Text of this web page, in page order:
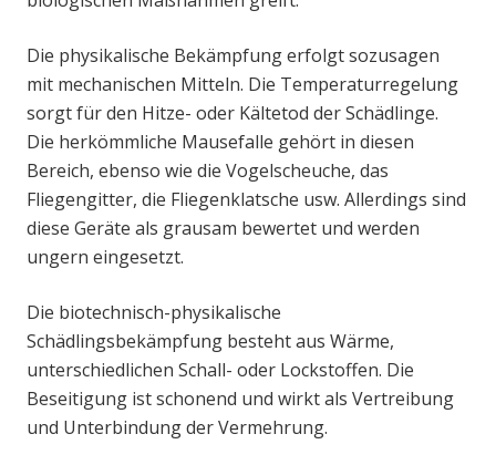
Die physikalische Bekämpfung erfolgt sozusagen
mit mechanischen Mitteln. Die Temperaturregelung
sorgt für den Hitze- oder Kältetod der Schädlinge.
Die herkömmliche Mausefalle gehört in diesen
Bereich, ebenso wie die Vogelscheuche, das
Fliegengitter, die Fliegenklatsche usw. Allerdings sind
diese Geräte als grausam bewertet und werden
ungern eingesetzt.
Die biotechnisch-physikalische
Schädlingsbekämpfung besteht aus Wärme,
unterschiedlichen Schall- oder Lockstoffen. Die
Beseitigung ist schonend und wirkt als Vertreibung
und Unterbindung der Vermehrung.